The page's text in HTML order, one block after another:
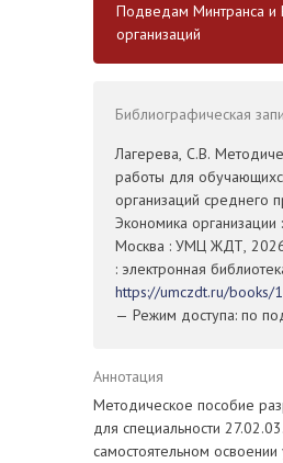
Подведам Минтранса и
организаций
Библиографическая
Лагерева, С.В.
работы для
организаций среднего
Экономика
Москва : УМЦ ЖДТ,
: электронная
https://umczdt.ru/
— Режим доступа: по
Аннотация
Методическое пособие
для специальности
самостоятельном